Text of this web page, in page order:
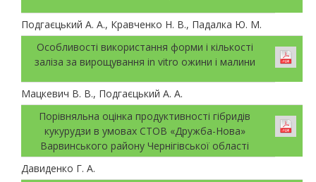
Подгаєцький А. А., Кравченко Н. В., Падалка Ю. М.
Особливості використання форми і кількості
заліза за вирощування in vitro ожини і малини
Мацкевич В. В., Подгаєцький А. А.
Порівняльна оцінка продуктивності гібридів
кукурудзи в умовах СТОВ «Дружба-Нова»
Варвинського району Чернігівської області
Давиденко Г. А.